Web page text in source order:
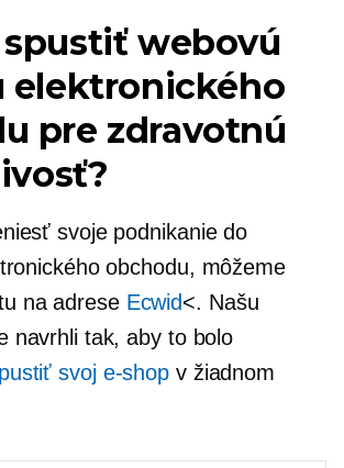
webovú
elektronického
pre zdravotnú
svoje podnikanie do
obchodu, môžeme
na adrese Ecwid<. Našu
navrhli tak, aby to bolo
svoj e-shop v žiadnom